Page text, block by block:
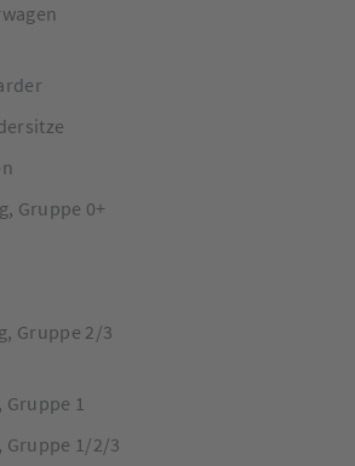
Gruppe 0+
Gruppe 2/3
Gruppe 1
Gruppe 1/2/3